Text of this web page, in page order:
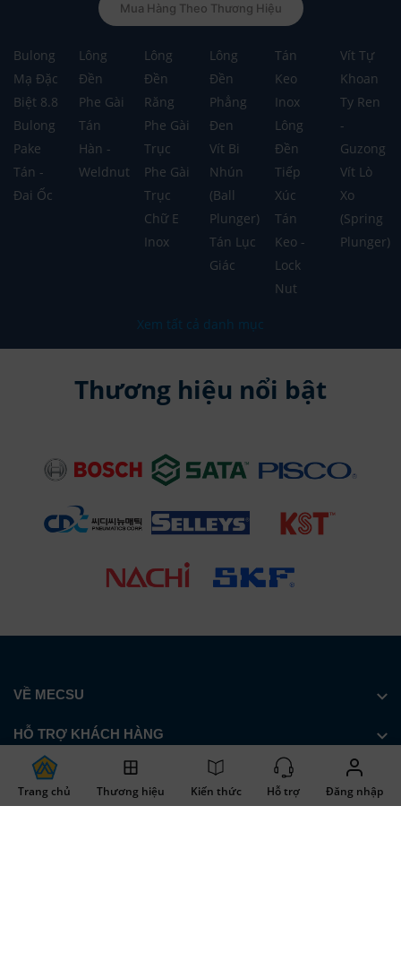
Trang chủ Thương hiệu Kiến thức Hỗ trợ Đăng nhập
Mua Hàng Theo Thương Hiệu
Bulong
Mạ Đặc
Biệt 8.8
Bulong
Pake
Tán -
Đai Ốc
Lông
Đền
Phe Gài
Tán
Hàn -
Weldnut
Lông
Đền
Răng
Phe Gài
Trục
Phe Gài
Trục
Chữ E
Inox
Lông
Đền
Phẳng
Đen
Vít Bi
Nhún
(Ball
Plunger)
Tán Lục
Giác
Tán
Keo
Inox
Lông
Đền
Tiếp
Xúc
Tán
Keo -
Lock
Nut
Vít Tự
Khoan
Ty Ren
-
Guzong
Vít Lò
Xo
(Spring
Plunger)
Xem tất cả danh mục
Thương hiệu nổi bật
VỀ MECSU
HỖ TRỢ KHÁCH HÀNG
KẾT NỐI VỚI MECSU